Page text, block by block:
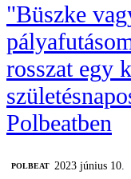
"Büszke
rosszat egy
Polbeatben
‎POLBEAT 2023 június 10.